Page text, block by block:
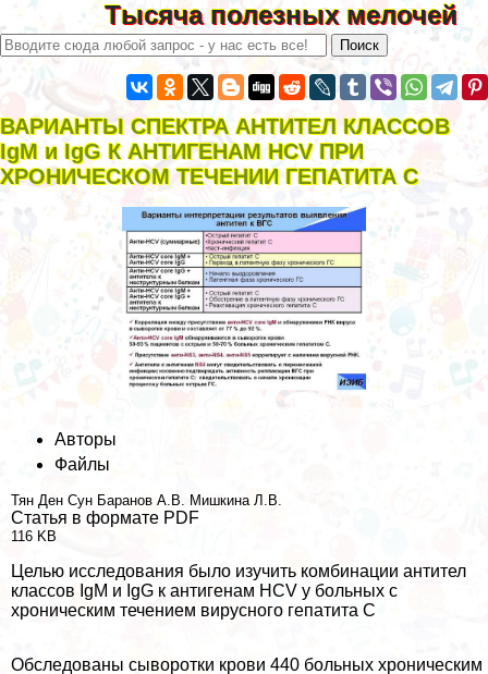
Тысяча полезных мелочей
ВАРИАНТЫ СПЕКТРА АНТИТЕЛ КЛАССОВ
IgM и IgG К АНТИГЕНАМ HCV ПРИ
ХРОНИЧЕСКОМ ТЕЧЕНИИ ГЕПАТИТА С
Авторы
Файлы
Тян Ден Сун Бapaнов А.В. Мишкина Л.В.
Статья в формате PDF
116 KB
Целью исследования было изучить комбинации антител
классов IgM и IgG к антигенам HCV у больных с
хроническим течением вирусного гепатита С
Обследованы сыворотки крови 440 больных хроническим